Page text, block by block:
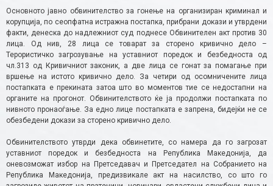
Основното јавно обвинителство за гонење на организиран криминал и
корупција, по сеопфатна истражна постапка, прибрани докази и утврдени
факти, денеска до надлежниот суд поднесе Обвинителен акт против 30
лица. Од нив, 28 лица се товарат за сторено кривично дело –
Терористичко загрозување на уставниот поредок и безбедноста од
чл.313 од Кривичниот законик, а две лица се гонат за помагање при
вршење на истото кривично дело. За четири од осомничените лица
постапката е прекината затоа што во моментов тие се недостапни на
органите на прогонот. Обвинителството ќе ја продолжи постапката по
нивното пронаоѓање. За едно лице постапката е запрена, бидејќи не се
обезбедени докази за сторено кривично дело.
Обвинителството утврди дека обвинетите, со намера да го загрозат
уставниот поредок и безбедноста на Република Македонија, да
оневозможат избор на Претседавач и Претседател на Собранието на
Република Македонија, предизвикале акт на насилство, со што го